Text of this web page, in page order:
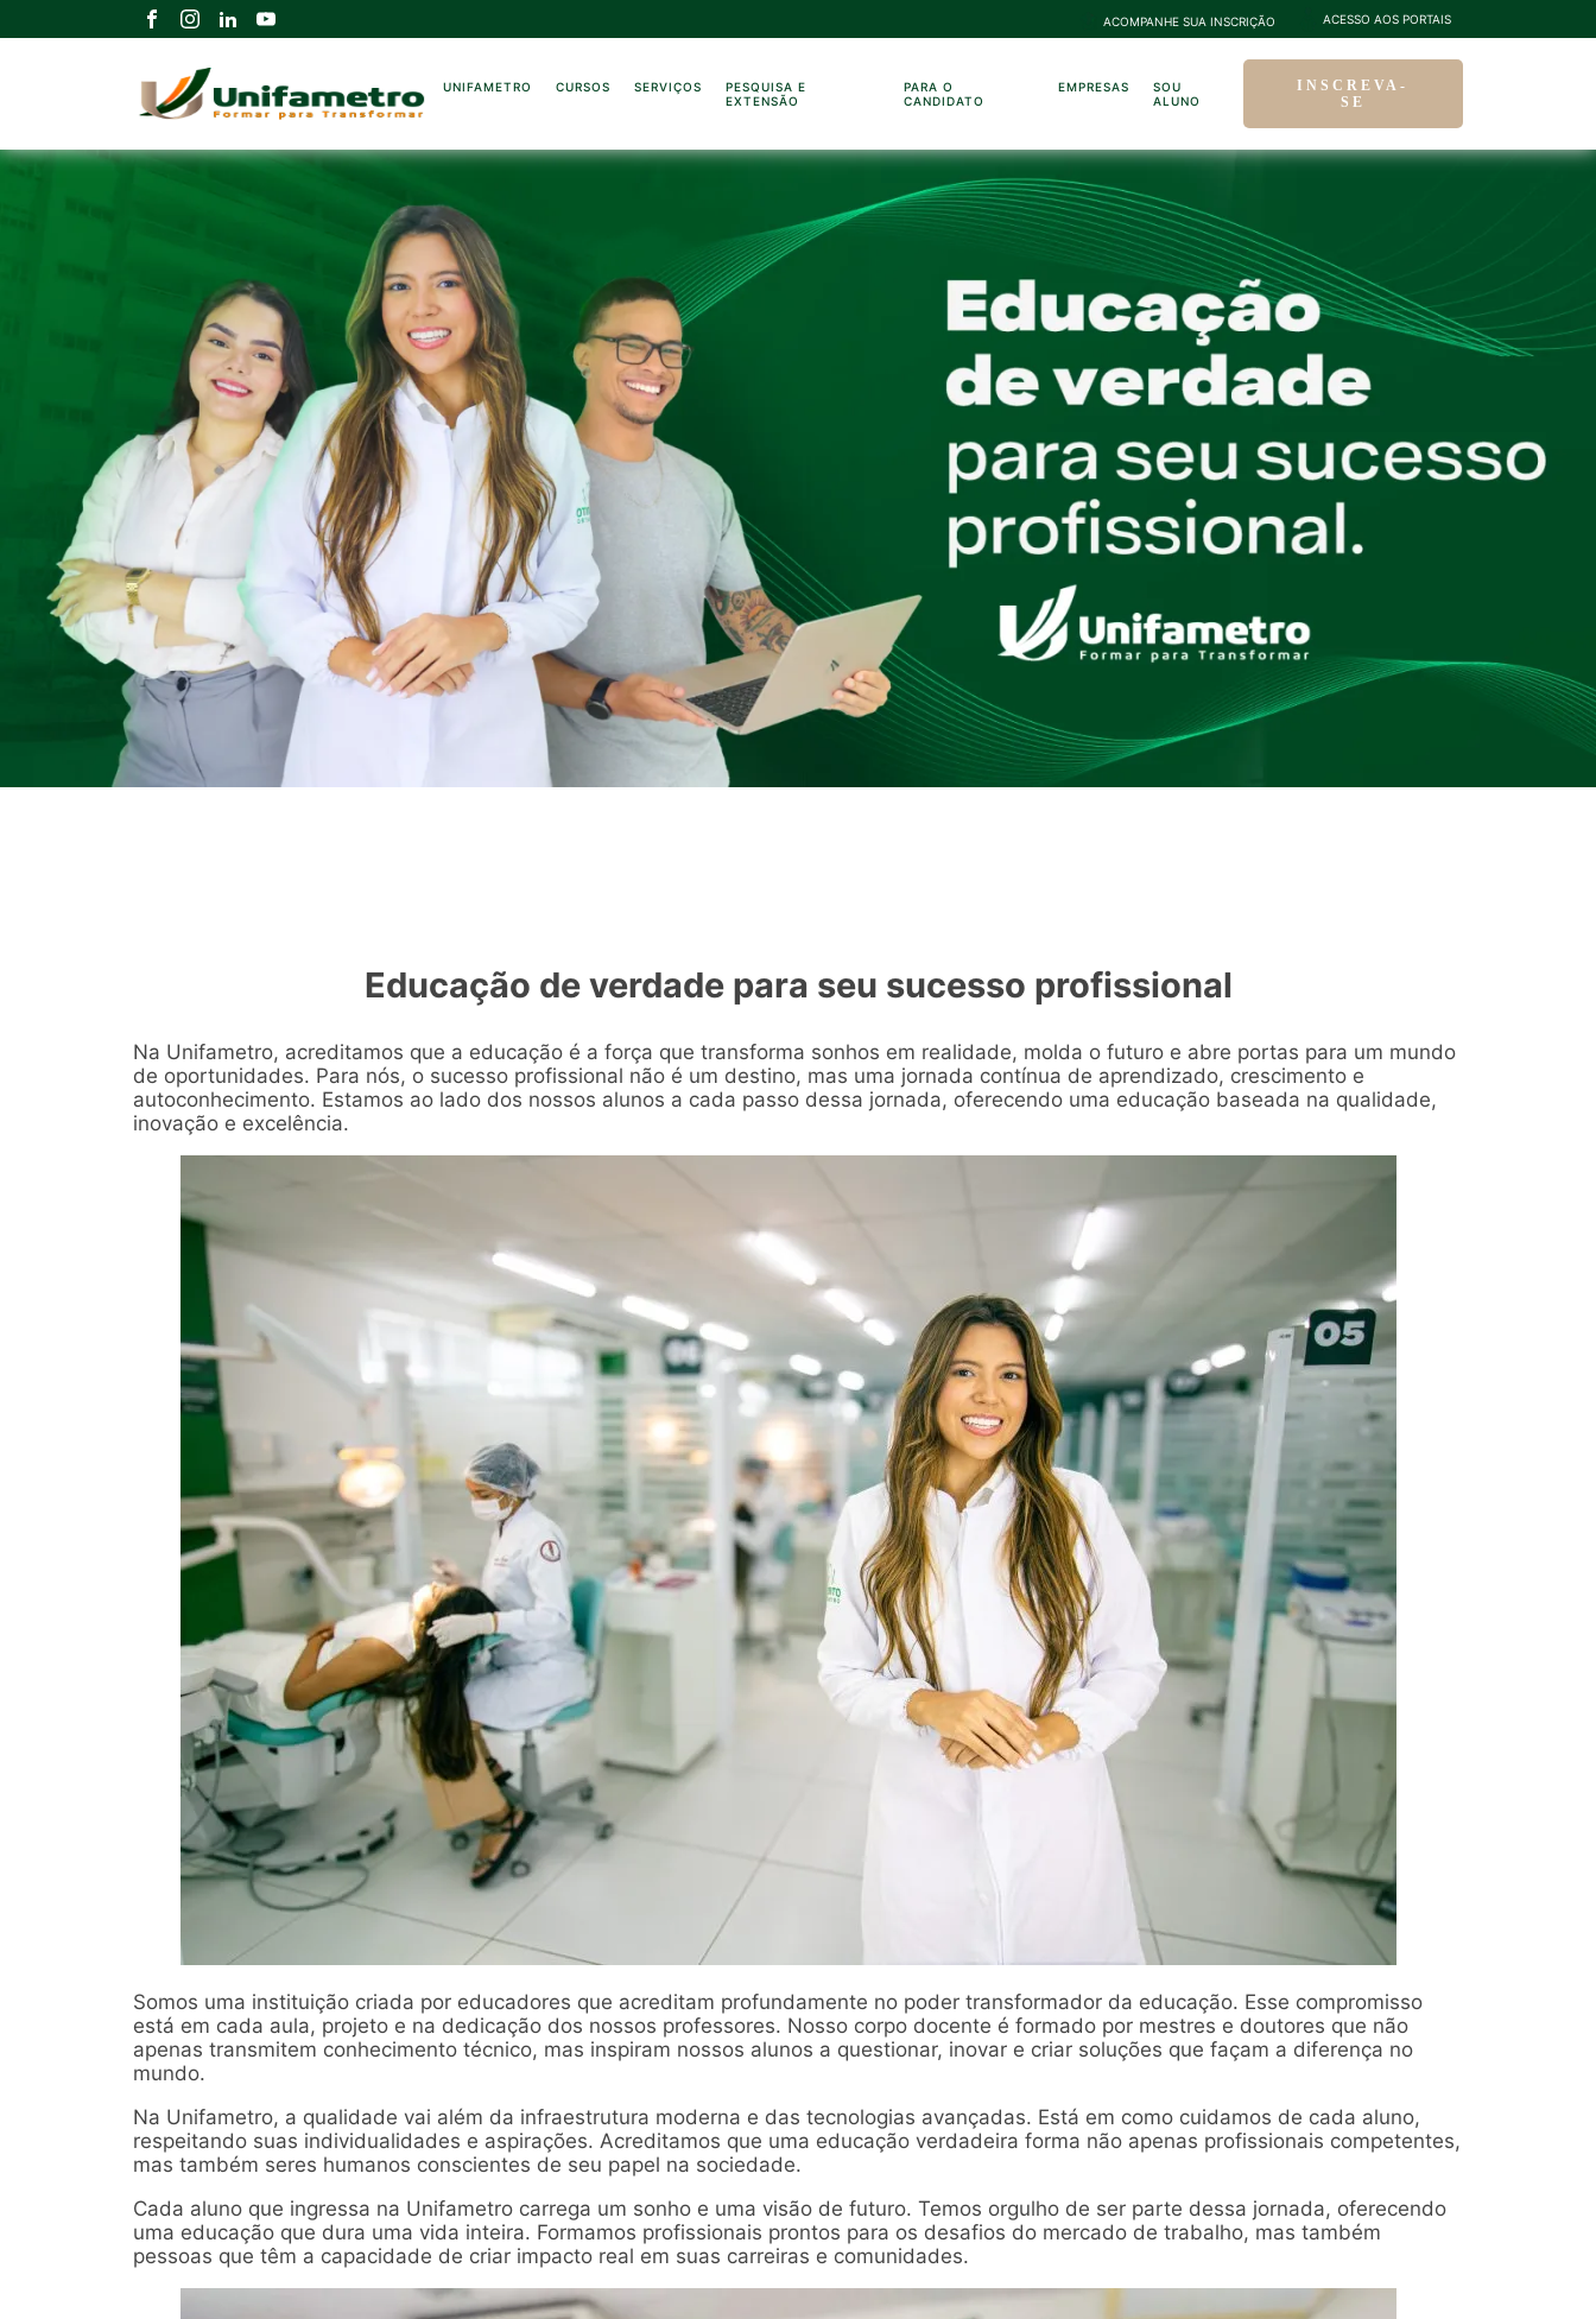
ACOMPANHE SUA INSCRIÇÃO ACESSO AOS PORTAIS
UNIFAMETRO CURSOS SERVIÇOS
PESQUISA E
EXTENSÃO
PARA O
CANDIDATO
EMPRESAS
SOU
ALUNO
INSCREVA-
SE
Educação de verdade para seu sucesso profissional
Na Unifametro, acreditamos que a educação é a força que transforma sonhos em realidade, molda o futuro e abre portas para um mundo
de oportunidades. Para nós, o sucesso profissional não é um destino, mas uma jornada contínua de aprendizado, crescimento e
autoconhecimento. Estamos ao lado dos nossos alunos a cada passo dessa jornada, oferecendo uma educação baseada na qualidade,
inovação e excelência.
Somos uma instituição criada por educadores que acreditam profundamente no poder transformador da educação. Esse compromisso
está em cada aula, projeto e na dedicação dos nossos professores. Nosso corpo docente é formado por mestres e doutores que não
apenas transmitem conhecimento técnico, mas inspiram nossos alunos a questionar, inovar e criar soluções que façam a diferença no
mundo.
Na Unifametro, a qualidade vai além da infraestrutura moderna e das tecnologias avançadas. Está em como cuidamos de cada aluno,
respeitando suas individualidades e aspirações. Acreditamos que uma educação verdadeira forma não apenas profissionais competentes,
mas também seres humanos conscientes de seu papel na sociedade.
Cada aluno que ingressa na Unifametro carrega um sonho e uma visão de futuro. Temos orgulho de ser parte dessa jornada, oferecendo
uma educação que dura uma vida inteira. Formamos profissionais prontos para os desafios do mercado de trabalho, mas também
pessoas que têm a capacidade de criar impacto real em suas carreiras e comunidades.